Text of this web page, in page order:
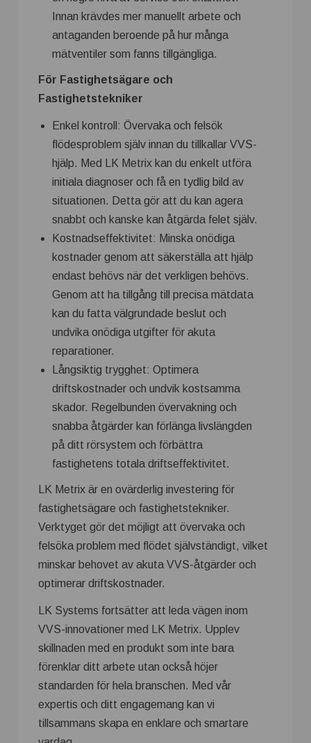
Innan krävdes mer manuellt arbete och
antaganden beroende på hur många
mätventiler som fanns tillgängliga.
För Fastighetsägare och
Fastighetstekniker
Enkel kontroll: Övervaka och felsök
flödesproblem själv innan du tillkallar VVS-
hjälp. Med LK Metrix kan du enkelt utföra
initiala diagnoser och få en tydlig bild av
situationen. Detta gör att du kan agera
snabbt och kanske kan åtgärda felet själv.
Kostnadseffektivitet: Minska onödiga
kostnader genom att säkerställa att hjälp
endast behövs när det verkligen behövs.
Genom att ha tillgång till precisa mätdata
kan du fatta välgrundade beslut och
undvika onödiga utgifter för akuta
reparationer.
Långsiktig trygghet: Optimera
driftskostnader och undvik kostsamma
skador. Regelbunden övervakning och
snabba åtgärder kan förlänga livslängden
på ditt rörsystem och förbättra
fastighetens totala driftseffektivitet.
LK Metrix är en ovärderlig investering för
fastighetsägare och fastighetstekniker.
Verktyget gör det möjligt att övervaka och
felsöka problem med flödet självständigt, vilket
minskar behovet av akuta VVS-åtgärder och
optimerar driftskostnader.
LK Systems fortsätter att leda vägen inom
VVS-innovationer med LK Metrix. Upplev
skillnaden med en produkt som inte bara
förenklar ditt arbete utan också höjer
standarden för hela branschen. Med vår
expertis och ditt engagemang kan vi
tillsammans skapa en enklare och smartare